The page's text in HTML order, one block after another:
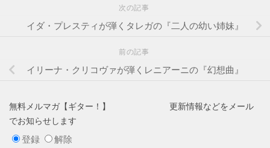
次の記事
イダ・プレスティが弾くタレガの『二人の幼い姉妹』
前の記事
イリーナ・クリコヴァが弾くレニアーニの『幻想曲』
無料メルマガ【ギター！】 更新情報などをメール
でお知らせします
登録
解除